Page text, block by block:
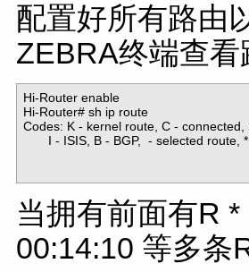
配置好所有路由
ZEBRA终端查看
Hi-Router enable
Hi-Router# sh ip route
Codes: K - kernel route, C - connected,
I - ISIS, B - BGP,  - selected route,
当拥有前面有R
00:14:10 等多条